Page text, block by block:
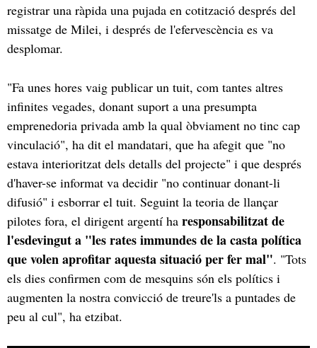
registrar una ràpida una pujada en cotització després del
missatge de Milei, i després de l'efervescència es va
desplomar.
"Fa unes hores vaig publicar un tuit, com tantes altres
infinites vegades, donant suport a una presumpta
emprenedoria privada amb la qual òbviament no tinc cap
vinculació", ha dit el mandatari, que ha afegit que "no
estava interioritzat dels detalls del projecte" i que després
d'haver-se informat va decidir "no continuar donant-li
difusió" i esborrar el tuit. Seguint la teoria de llançar
pilotes fora, el dirigent argentí ha responsabilitzat de
l'esdevingut a "les rates immundes de la casta política
que volen aprofitar aquesta situació per fer mal". "Tots
els dies confirmen com de mesquins són els polítics i
augmenten la nostra convicció de treure'ls a puntades de
peu al cul", ha etzibat.